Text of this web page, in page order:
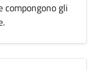
gli